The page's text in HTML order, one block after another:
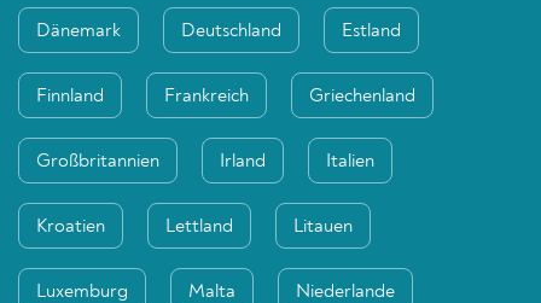
Dänemark Deutschland Estland
Finnland Frankreich Griechenland
Großbritannien Irland Italien
Kroatien Lettland Litauen
Luxemburg Malta Niederlande